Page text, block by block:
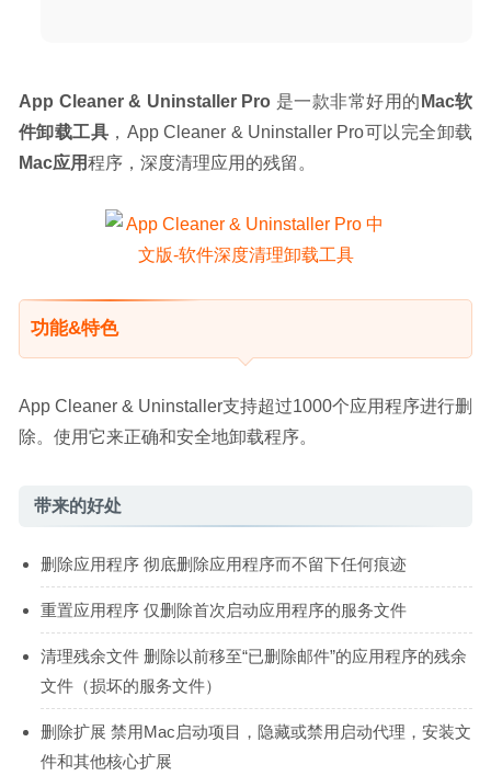
App Cleaner & Uninstaller Pro 是一款非常好用的 Mac软
件卸载工具 ，App Cleaner & Uninstaller Pro可以完全卸载
Mac应用程序，深度清理应用的残留。
功能&特色
App Cleaner & Uninstaller支持超过1000个应用程序进行删
除。使用它来正确和安全地卸载程序。
带来的好处
删除应用程序 彻底删除应用程序而不留下任何痕迹
重置应用程序 仅删除首次启动应用程序的服务文件
清理残余文件 删除以前移至“已删除邮件”的应用程序的残余
文件（损坏的服务文件）
删除扩展 禁用Mac启动项目，隐藏或禁用启动代理，安装文
件和其他核心扩展